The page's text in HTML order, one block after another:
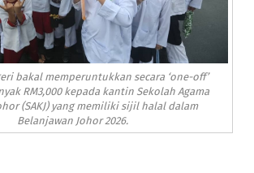
bakal memperuntukkan secara ‘one-off’
RM3,000 kepada kantin Sekolah Agama
(SAKJ) yang memiliki sijil halal dalam
Belanjawan Johor 2026.